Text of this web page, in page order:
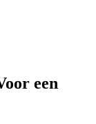
een